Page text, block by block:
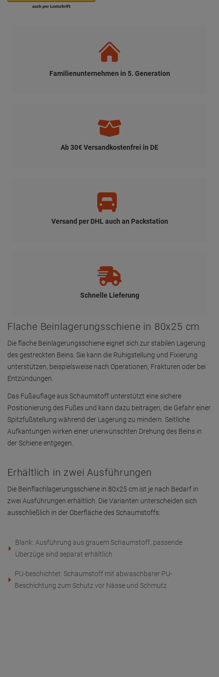
Familienunternehmen in 5. Generation
Ab 30€ Versandkostenfrei in DE
Versand per DHL auch an Packstation
Schnelle Lieferung
Flache Beinlagerungsschiene in 80x25 cm
Die flache Beinlagerungsschiene eignet sich zur stabilen Lagerung
des gestreckten Beins. Sie kann die Ruhigstellung und Fixierung
unterstützen, beispielsweise nach Operationen, Frakturen oder bei
Entzündungen.
Das Fußauflage aus Schaumstoff unterstützt eine sichere
Positionierung des Fußes und kann dazu beitragen, die Gefahr einer
Spitzfußstellung während der Lagerung zu mindern. Seitliche
Aufkantungen wirken einer unerwünschten Drehung des Beins in
der Schiene entgegen.
Erhältlich in zwei Ausführungen
Die Beinflachlagerungsschiene in 80x25 cm ist je nach Bedarf in
zwei Ausführungen erhältlich. Die Varianten unterscheiden sich
ausschließlich in der Oberfläche des Schaumstoffs:
Blank: Ausführung aus grauem Schaumstoff, passende
Überzüge sind separat erhältlich
PU-beschichtet: Schaumstoff mit abwaschbarer PU-
Beschichtung zum Schutz vor Nässe und Schmutz